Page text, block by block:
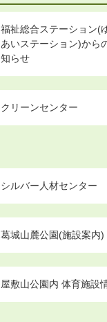
福祉総合ステーション(
あいステーション)から
知らせ
クリーンセンター
シルバー人材センター
葛城山麓公園(施設案内)
屋敷山公園内 体育施設